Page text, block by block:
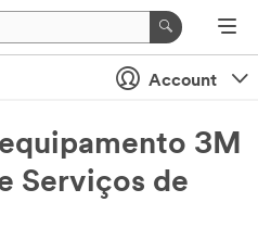
Account
3M
Serviços de